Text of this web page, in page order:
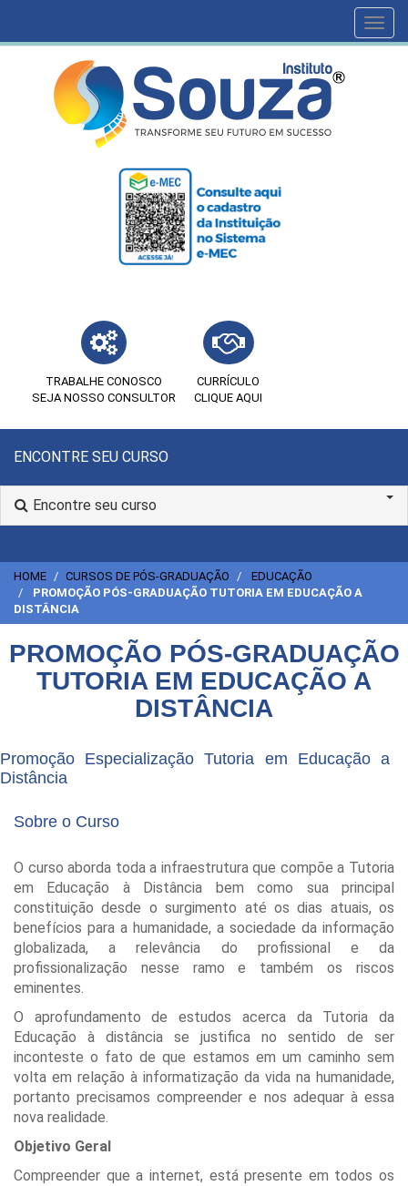
TRABALHE CONOSCO
SEJA NOSSO CONSULTOR
CURRÍCULO
CLIQUE AQUI
ENCONTRE SEU CURSO
Encontre seu curso
HOME CURSOS DE PÓS-GRADUAÇÃO
EDUCAÇÃO
PROMOÇÃO PÓS-GRADUAÇÃO TUTORIA EM EDUCAÇÃO A
DISTÂNCIA
PROMOÇÃO PÓS-GRADUAÇÃO
TUTORIA EM EDUCAÇÃO A
DISTÂNCIA
Promoção Especialização Tutoria em Educação a
Distância
Sobre o Curso
O curso aborda toda a infraestrutura que compõe a Tutoria
em Educação à Distância bem como sua principal
constituição desde o surgimento até os dias atuais, os
benefícios para a humanidade, a sociedade da informação
globalizada, a relevância do profissional e da
profissionalização nesse ramo e também os riscos
eminentes.
O aprofundamento de estudos acerca da Tutoria da
Educação à distância se justifica no sentido de ser
inconteste o fato de que estamos em um caminho sem
volta em relação à informatização da vida na humanidade,
portanto precisamos compreender e nos adequar à essa
nova realidade.
Objetivo Geral
Compreender que a internet, está presente em todos os